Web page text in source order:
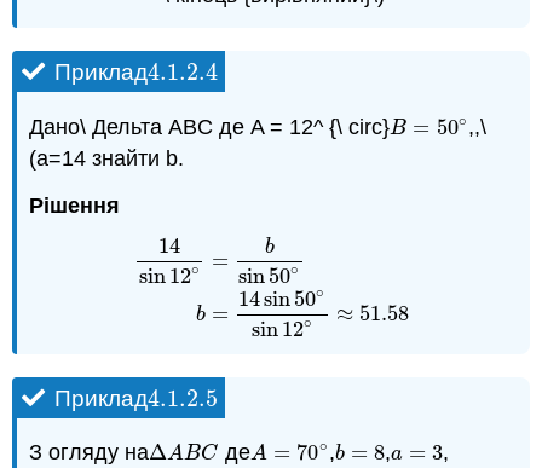
Приклад4.1.2.4
4.1.2.4
Дано\ Дельта ABC де A = 12^ {\ circ}B = 50∘
B=50∘ ,,\
(a=14 знайти b.
Рішення
14
sin 12∘
b
=
b
sin50∘
=
14sin50∘
sin 12∘ ≈ 51.58
14sin12 bsin50∘b
Приклад4.1.2.5
4.1.2.5
З огляду наΔABC
ΔABC деA = 70∘
A=70∘ ,b = 8
b =8 ,a = 3
a=3
,